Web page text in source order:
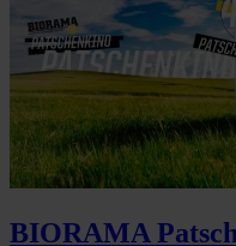
BIORAMA